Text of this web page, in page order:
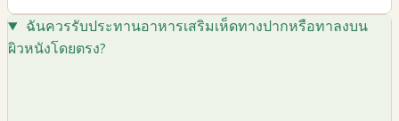
ฉันควรรับประทานอาหารเสริมเห็ดทางปากหรือทาลงบน
ผิวหนังโดยตรง?